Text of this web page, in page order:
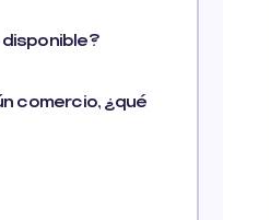
comercio, ¿qué